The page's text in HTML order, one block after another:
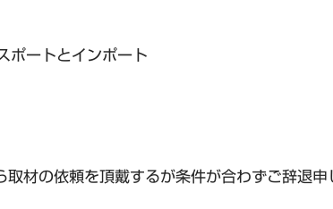
ートとインポート
材の依頼を頂戴するが条件が合わずご辞退申